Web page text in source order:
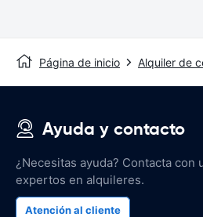
Página de inicio Alquiler de
Ayuda y contacto
¿Necesitas ayuda? Contacta con
expertos en alquileres.
Atención al cliente